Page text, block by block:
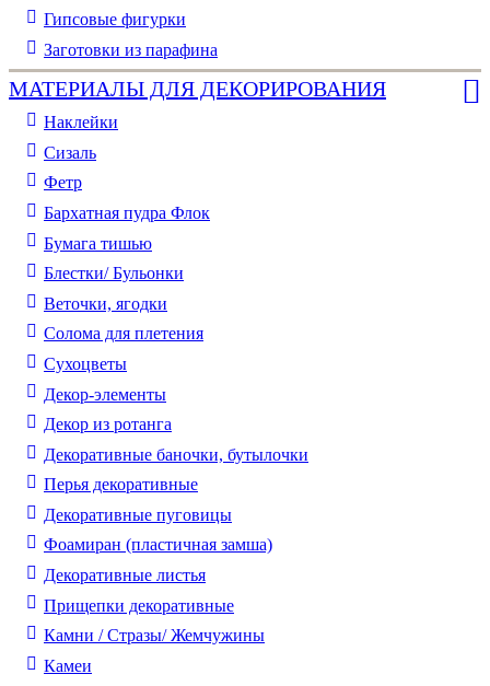
Гипсовые фигурки
Заготовки из парафина
МАТЕРИАЛЫ ДЛЯ ДЕКОРИРОВАНИЯ
Наклейки
Сизаль
Фетр
Бархатная пудра Флок
Бумага тишью
Блестки/ Бульонки
Веточки, ягодки
Солома для плетения
Cухоцветы
Декор-элементы
Декор из ротанга
Декоративные баночки, бутылочки
Перья декоративные
Декоративные пуговицы
Фоамиран (пластичная замша)
Декоративные листья
Прищепки декоративные
Камни / Cтразы/ Жемчужины
Камеи